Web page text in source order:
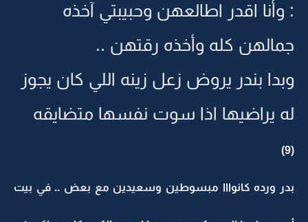
: وأنا اقدر اطالعهن وحبيبتي آخذه
جمالهن كله وأخذه رقتهن ..
وبدا بندر يروض زعل زينه اللي كان يجوز
له يراضيها اذا سوت نفسها متضايقه
(9)
بدر ورده كانوااا مبسوطين وسعيدين مع بعض .. في بيت